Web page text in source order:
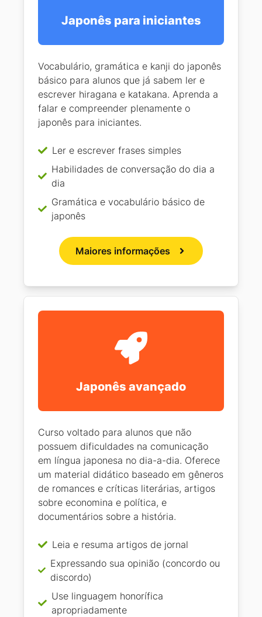
Japonês para iniciantes
Vocabulário, gramática e kanji do japonês
básico para alunos que já sabem ler e
escrever hiragana e katakana. Aprenda a
falar e compreender plenamente o
japonês para iniciantes.
Ler e escrever frases simples
Habilidades de conversação do dia a
dia
Gramática e vocabulário básico de
japonês
Maiores informações
Japonês avançado
Curso voltado para alunos que não
possuem dificuldades na comunicação
em língua japonesa no dia-a-dia. Oferece
um material didático baseado em gêneros
de romances e críticas literárias, artigos
sobre economina e política, e
documentários sobre a história.
Leia e resuma artigos de jornal
Expressando sua opinião (concordo ou
discordo)
Use linguagem honorífica
apropriadamente